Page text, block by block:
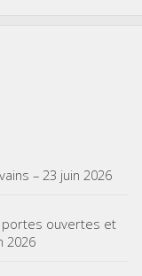
– 23 juin 2026
portes ouvertes et
2026